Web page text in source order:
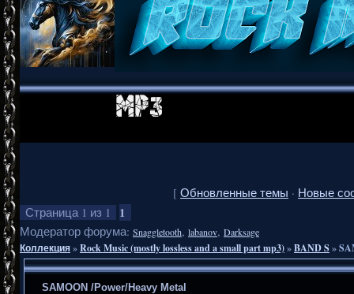
[ Обновленные темы · Новые
Страница 1 из 1 1
Модератор форума: Snaggletooth, labanov, Darksage
Коллекция»Rock Music (mostly lossless and a small part mp3)»BAND S »
SAMOON /Power/Heavy Metal